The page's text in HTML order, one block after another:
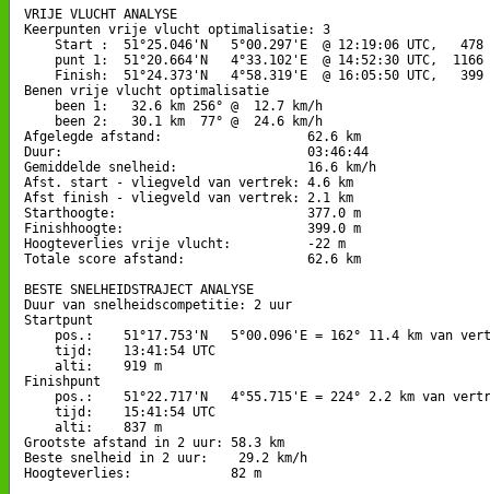
VRIJE VLUCHT ANALYSE
Keerpunten vrije vlucht optimalisatie: 3
Start :  51°25.046'N   5°00.297'E  @ 12:19:06 UTC,   478
punt 1:  51°20.664'N   4°33.102'E  @ 14:52:30 UTC,  1166
Finish:  51°24.373'N   4°58.319'E  @ 16:05:50 UTC,   399
Benen vrije vlucht optimalisatie
    been 1:   32.6 km 256° @  12.7 km/h
    been 2:   30.1 km  77° @  24.6 km/h
Afgelegde afstand:                   62.6 km
Duur:                                03:46:44
Gemiddelde snelheid:                 16.6 km/h
Afst. start - vliegveld van vertrek: 4.6 km
Afst finish - vliegveld van vertrek: 2.1 km
Starthoogte:                         377.0 m
Finishhoogte:                        399.0 m
Hoogteverlies vrije vlucht:          -22 m
Totale score afstand:                62.6 km
BESTE SNELHEIDSTRAJECT ANALYSE
Duur van snelheidscompetitie: 2 uur
Startpunt
pos.:    51°17.753'N   5°00.096'E = 162° 11.4 km van
    tijd:    13:41:54 UTC
    alti:    919 m
Finishpunt
pos.:    51°22.717'N   4°55.715'E = 224° 2.2 km van
    tijd:    15:41:54 UTC
    alti:    837 m
Grootste afstand in 2 uur: 58.3 km
Beste snelheid in 2 uur:    29.2 km/h
Hoogteverlies:             82 m